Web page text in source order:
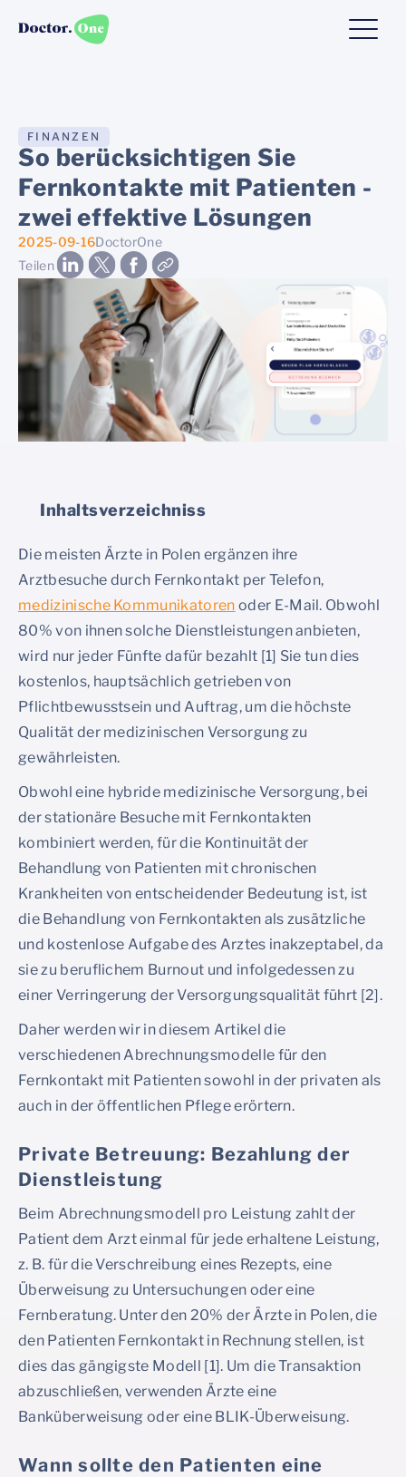
FINANZEN
So berücksichtigen Sie
Fernkontakte mit Patienten -
zwei effektive Lösungen
2025-09-16DoctorOne
Teilen
Inhaltsverzeichniss
Die meisten Ärzte in Polen ergänzen ihre
Arztbesuche durch Fernkontakt per Telefon,
medizinische Kommunikatoren oder E-Mail. Obwohl
80% von ihnen solche Dienstleistungen anbieten,
wird nur jeder Fünfte dafür bezahlt [1] Sie tun dies
kostenlos, hauptsächlich getrieben von
Pflichtbewusstsein und Auftrag, um die höchste
Qualität der medizinischen Versorgung zu
gewährleisten.
Obwohl eine hybride medizinische Versorgung, bei
der stationäre Besuche mit Fernkontakten
kombiniert werden, für die Kontinuität der
Behandlung von Patienten mit chronischen
Krankheiten von entscheidender Bedeutung ist, ist
die Behandlung von Fernkontakten als zusätzliche
und kostenlose Aufgabe des Arztes inakzeptabel, da
sie zu beruflichem Burnout und infolgedessen zu
einer Verringerung der Versorgungsqualität führt [2].
Daher werden wir in diesem Artikel die
verschiedenen Abrechnungsmodelle für den
Fernkontakt mit Patienten sowohl in der privaten als
auch in der öffentlichen Pflege erörtern.
Private Betreuung: Bezahlung der
Dienstleistung
Beim Abrechnungsmodell pro Leistung zahlt der
Patient dem Arzt einmal für jede erhaltene Leistung,
z. B. für die Verschreibung eines Rezepts, eine
Überweisung zu Untersuchungen oder eine
Fernberatung. Unter den 20% der Ärzte in Polen, die
den Patienten Fernkontakt in Rechnung stellen, ist
dies das gängigste Modell [1]. Um die Transaktion
abzuschließen, verwenden Ärzte eine
Banküberweisung oder eine BLIK-Überweisung.
Wann sollte den Patienten eine